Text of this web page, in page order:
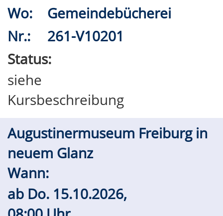
Wo:
Gemeindebücherei
Nr.:
261-V10201
Status:
siehe
Kursbeschreibung
Augustinermuseum Freiburg in
neuem Glanz
Wann:
ab Do. 15.10.2026,